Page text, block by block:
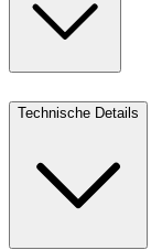
Technische Details